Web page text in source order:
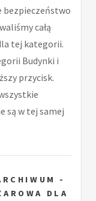
bezpieczeństwo
całą
tej kategorii.
Budynki i
przycisk.
są w tej samej
-
DLA